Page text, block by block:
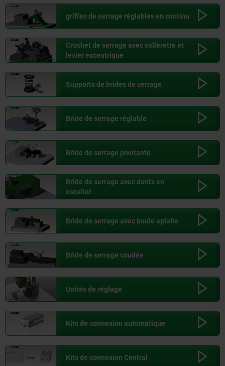
griffes de serrage réglables en continu
Crochet de serrage avec collerette et
levier excentrique
Supports de brides de serrage
Bride de serrage réglable
Bride de serrage pivotante
Bride de serrage avec dents en
escalier
Bride de serrage avec boule aplatie
Bride de serrage coudée
Unités de réglage
Kits de connexion automatique
Kits de connexion Central